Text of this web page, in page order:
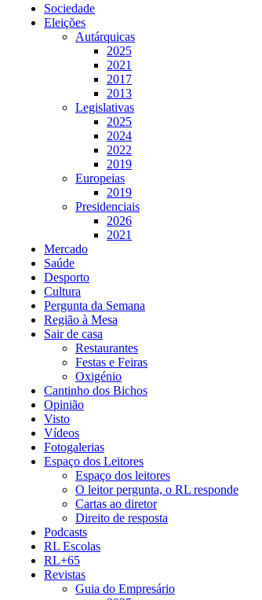
Sociedade
Eleições
Autárquicas
2025
2021
2017
2013
Legislativas
2025
2024
2022
2019
Europeias
2019
Presidenciais
2026
2021
Mercado
Saúde
Desporto
Cultura
Pergunta da Semana
Região à Mesa
Sair de casa
Restaurantes
Festas e Feiras
Oxigénio
Cantinho dos Bichos
Opinião
Visto
Vídeos
Fotogalerias
Espaço dos Leitores
Espaço dos leitores
O leitor pergunta, o RL responde
Cartas ao diretor
Direito de resposta
Podcasts
RL Escolas
RL+65
Revistas
Guia do Empresário